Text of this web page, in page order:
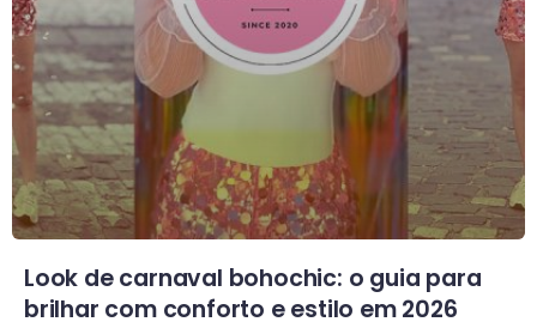
Look de carnaval bohochic: o guia para
brilhar com conforto e estilo em 2026